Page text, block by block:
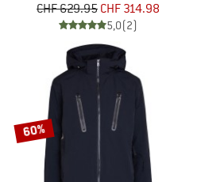
CHF 629.95 CHF 314.98
5,0(2)
60%